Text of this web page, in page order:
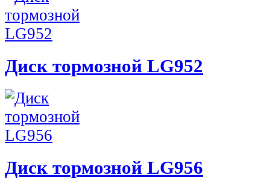
Диск тормозной LG952
Диск тормозной LG956